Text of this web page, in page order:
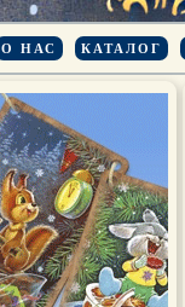
О НАС КАТАЛОГ